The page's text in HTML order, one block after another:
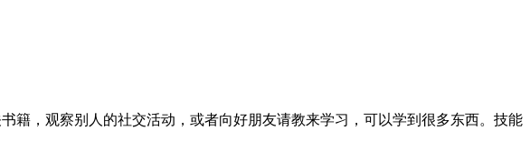
，观察别人的社交活动，或者向好朋友请教来学习，可以学到很多东西。技能